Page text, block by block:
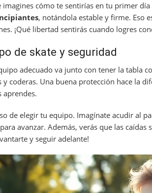
imagines cómo te sentirías en tu primer
, notándola estable y firme. Eso
¡Qué libertad sentirás cuando logres
de skate y seguridad
adecuado va junto con tener la tabla
y coderas. Una buena protección hace la
aprendes.
de elegir tu equipo. Imagínate acudir al
avanzar. Además, verás que las
y seguir adelante!